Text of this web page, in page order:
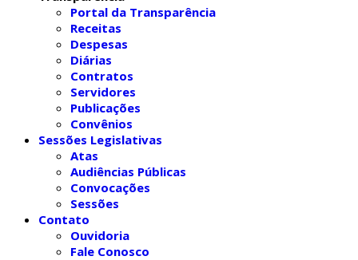
Portal da Transparência
Receitas
Despesas
Diárias
Contratos
Servidores
Publicações
Convênios
Sessões Legislativas
Atas
Audiências Públicas
Convocações
Sessões
Contato
Ouvidoria
Fale Conosco